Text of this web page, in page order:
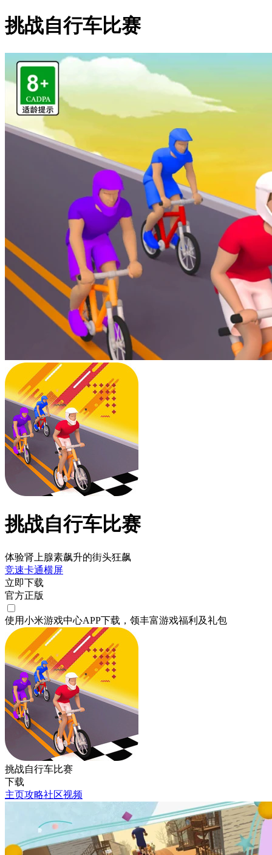
挑战自行车比赛
挑战自行车比赛
体验肾上腺素飙升的街头狂飙
竞速卡通横屏
立即下载
官方正版
使用小米游戏中心APP下载 ，领丰富游戏福利 及礼包
挑战自行车比赛
下载
主页攻略社区视频